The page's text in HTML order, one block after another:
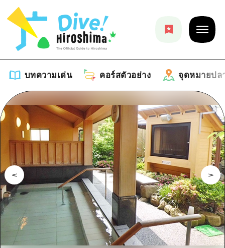
บทความเด่น คอร์สตัวอย่าง จุดหมายปล
บทความเด่น
รายการ
คำแนะนำ
ศิลปะ
งานอีเว้นท์ / เทศกาล
อาหารรสเลิศ / สุรา
การปั่นจักรยาน
คอร์สตัวอย่าง
รายการ
คู่มือ Dive! Hiroshima
ฮิโรชิม่า โมชิ โมชิ ทราเวล
บริเวณรอบเมืองฮิโรชิม่า
จุดหมายปลายทาง
รายการ
บริเวณรอบเมืองฮิโรชิม่า
อากิ
อีเว้นท์
ข้อมูลตามฤดูกาล